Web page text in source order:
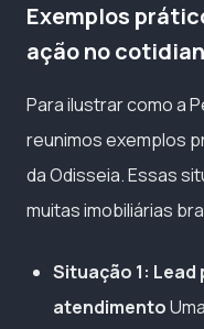
Exemplos
ação no
Para ilustrar como a
reunimos exemplos
da Odisseia. Essas
muitas imobiliárias
Situação 1:
atendimento